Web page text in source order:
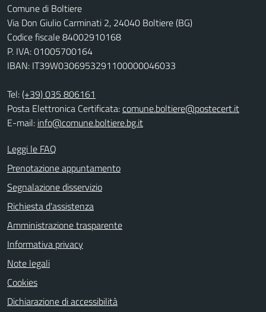
Comune di Boltiere
Via Don Giulio Carminati 2, 24040 Boltiere (BG)
Codice fiscale 84002910168
P. IVA: 01005700164
IBAN: IT39W0306953291100000046033
Tel:(+39) 035 806161
Posta Elettronica Certificata:comune.boltiere@postecert.it
E-mail: info@comune.boltiere.bg.it
Leggi le FAQ
Prenotazione appuntamento
Segnalazione disservizio
Richiesta d'assistenza
Amministrazione trasparente
Informativa privacy
Note legali
Cookies
Dichiarazione di accessibilità